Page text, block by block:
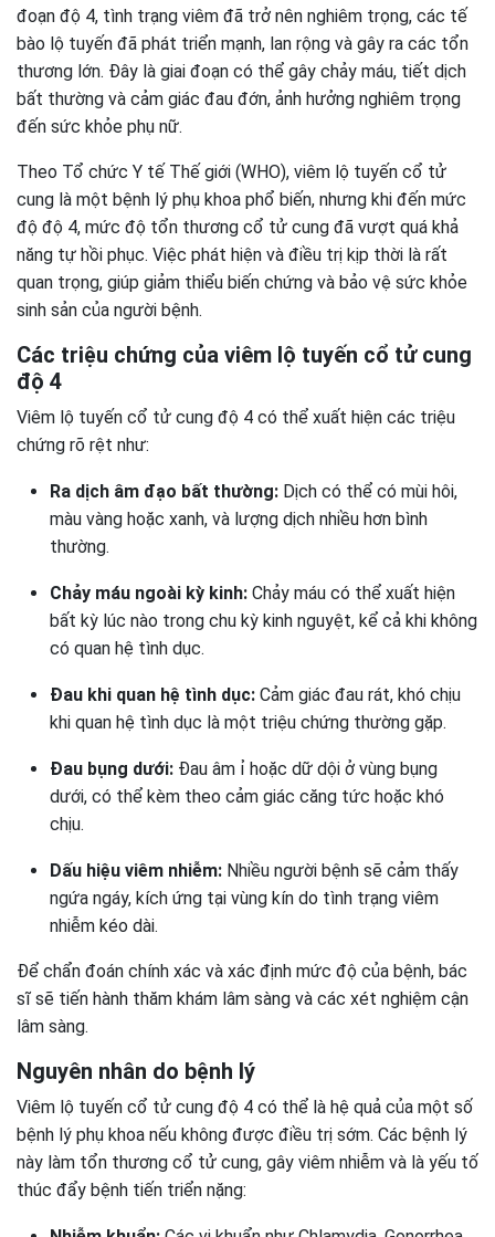
đoạn độ 4, tình trạng viêm đã trở nên nghiêm trọng, các tế
bào lộ tuyến đã phát triển mạnh, lan rộng và gây ra các tổn
thương lớn. Đây là giai đoạn có thể gây chảy máu, tiết dịch
bất thường và cảm giác đau đớn, ảnh hưởng nghiêm trọng
đến sức khỏe phụ nữ.
Theo Tổ chức Y tế Thế giới (WHO), viêm lộ tuyến cổ tử
cung là một bệnh lý phụ khoa phổ biến, nhưng khi đến mức
độ độ 4, mức độ tổn thương cổ tử cung đã vượt quá khả
năng tự hồi phục. Việc phát hiện và điều trị kịp thời là rất
quan trọng, giúp giảm thiểu biến chứng và bảo vệ sức khỏe
sinh sản của người bệnh.
Các triệu chứng của viêm lộ tuyến cổ tử cung
độ 4
Viêm lộ tuyến cổ tử cung độ 4 có thể xuất hiện các triệu
chứng rõ rệt như:
Ra dịch âm đạo bất thường: Dịch có thể có mùi hôi,
màu vàng hoặc xanh, và lượng dịch nhiều hơn bình
thường.
Chảy máu ngoài kỳ kinh: Chảy máu có thể xuất hiện
bất kỳ lúc nào trong chu kỳ kinh nguyệt, kể cả khi không
có quan hệ tình dục.
Đau khi quan hệ tình dục: Cảm giác đau rát, khó chịu
khi quan hệ tình dục là một triệu chứng thường gặp.
Đau bụng dưới: Đau âm ỉ hoặc dữ dội ở vùng bụng
dưới, có thể kèm theo cảm giác căng tức hoặc khó
chịu.
Dấu hiệu viêm nhiễm: Nhiều người bệnh sẽ cảm thấy
ngứa ngáy, kích ứng tại vùng kín do tình trạng viêm
nhiễm kéo dài.
Để chẩn đoán chính xác và xác định mức độ của bệnh, bác
sĩ sẽ tiến hành thăm khám lâm sàng và các xét nghiệm cận
lâm sàng.
Nguyên nhân do bệnh lý
Viêm lộ tuyến cổ tử cung độ 4 có thể là hệ quả của một số
bệnh lý phụ khoa nếu không được điều trị sớm. Các bệnh lý
này làm tổn thương cổ tử cung, gây viêm nhiễm và là yếu tố
thúc đẩy bệnh tiến triển nặng: